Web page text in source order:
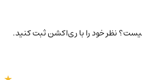
نظر خود را با ری‌اکشن ثبت کنید.